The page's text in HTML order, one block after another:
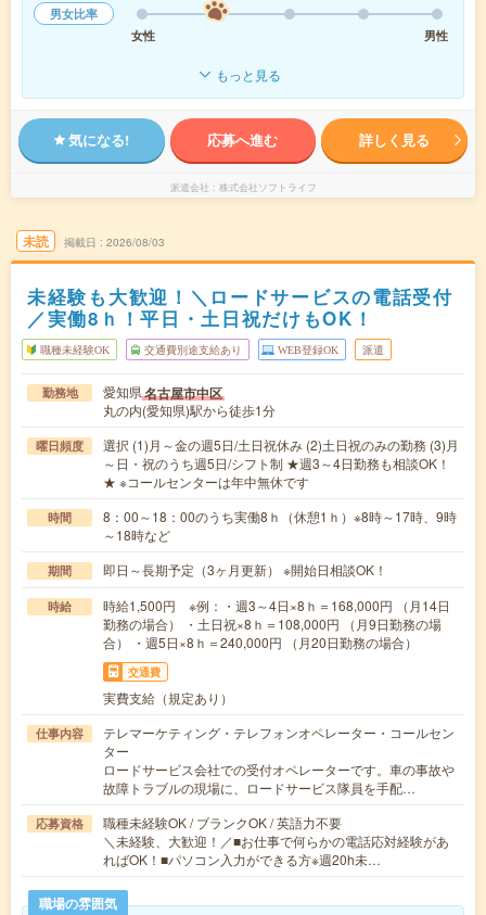
男女比率
女性
男性
もっと見る
気になる! 応募へ進む 詳しく見る
派遣会社 株式会社ソフトライフ
未読 掲載日 2026/08/03
未経験も大歓迎！＼ロードサービスの電話受付
／実働8ｈ！平日・土日祝だけもOK！
職種未経験OK 交通費別途支給あり WEB登録OK 派遣
勤務地 愛知県名古屋市中区
丸の内(愛知県)駅から徒歩1分
曜日頻度
選択 (1)月～金の週5日/土日祝休み (2)土日祝のみの勤務 (3)月
～日・祝のうち週5日/シフト制 ★週3～4日勤務も相談OK！
★ ※コールセンターは年中無休です
時間
8：00～18：00のうち実働8ｈ（休憩1ｈ）※8時～17時、9時
～18時など
期間 即日～長期予定（3ヶ月更新） ※開始日相談OK！
時給
時給1,500円 ※例：・週3～4日×8ｈ＝168,000円 （月14日
勤務の場合） ・土日祝×8ｈ＝108,000円 （月9日勤務の場
合） ・週5日×8ｈ＝240,000円 （月20日勤務の場合）
交通費
実費支給（規定あり）
仕事内容
テレマーケティング・テレフォンオペレーター・コールセン
ター
ロードサービス会社での受付オペレーターです。車の事故や
故障トラブルの現場に、ロードサービス隊員を手配…
応募資格
職種未経験OK / ブランクOK / 英語力不要
＼未経験、大歓迎！／■お仕事で何らかの電話応対経験があ
ればOK！■パソコン入力ができる方※週20h未…
職場の雰囲気